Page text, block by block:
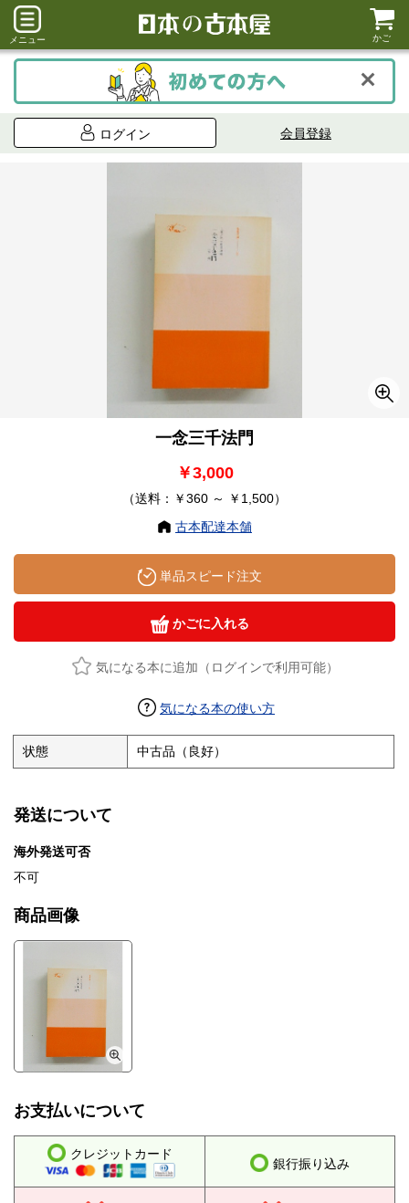
メニュー かご
ログイン 会員登録
一念三千法門
￥3,000
（送料：￥360 ～ ￥1,500）
古本配達本舗
単品スピード注文
かごに入れる
気になる本に追加（ログインで利用可能）
気になる本の使い方
状態 中古品（良好）
発送について
海外発送可否
不可
商品画像
お支払いについて
クレジットカード
銀行振り込み